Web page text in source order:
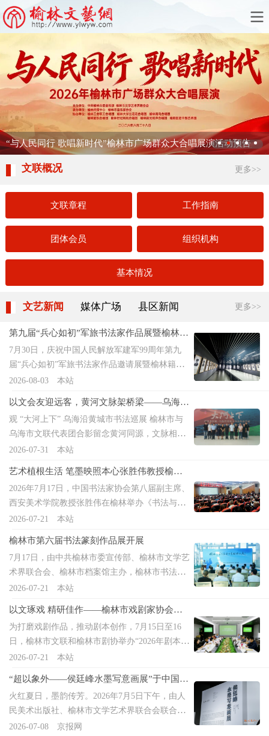
“与人民同行 歌唱新时代”榆林市广场群众大合唱展演活动预告
文联概况 更多>>
文联章程 工作指南
团体会员 组织机构
基本情况
文艺新闻 媒体广场 县区新闻 更多>>
第九届“兵心如初”军旅书法家作品展暨榆林籍
开国将军素描肖像展正式启幕
7月30日，庆祝中国人民解放军建军99周年第九
届“兵心如初”军旅书法家作品邀请展暨榆林籍开
国将军素描肖像展拉开帷幕。本次展览由榆林市
榆林市退役军人事务局联合举办，以书画艺术礼
赞人民军队，追忆榆林革命先辈光辉征程。开幕
式由榆林市人大常委会秘书长杨啸中主持。榆林
籍开国将军后人、全国各地军旅书法家代表、文
艺工作者及书画爱好者出席活动。据介绍，该展
集将军题贺、名家贺作21幅。参展艺术家均为现
役或退役军人、中国书法家协会会员。创作者围
绕“军旅荣光”“塞上榆林”两大主题创作，精选76
幅书法佳作展出，涵盖真、草、隶、篆多种书
体。展览特设榆林籍19位开国将军与老红军王功
昌素描肖像专题展区，本土艺术家以素描再现先
2026-08-03 本站
以文会友迎远客，黄河文脉架桥梁——乌海市
文联来榆开展文艺交流采风活动
观 “大河上下” 乌海沿黄城市书法巡展 榆林市与
乌海市文联代表团合影留念黄河同源，文脉相
连。7 月 27 日至 29 日，乌海市文联交流团来到
扬黄河文化的主题，以黄河文脉为主线，通过作
品观展、座谈研讨、实地采风等多种形式，深化
榆林、乌海两地文艺领域交流互鉴。参观“大河上
下”乌海沿黄城市书法巡展7 月 27 日上午，由乌
海市文联、榆林市文联联合主办的 “大河上
展在榆林市档案馆开展，乌海市文联交流团与榆
林市文联相关负责人一同观展品评。本次展览汇
集 80 位书法家精品力作，聚焦黄河文化主题，笔
墨雄浑、意境深远，生动展现了沿黄城市的人文
气韵与文艺积淀。两地文联文艺工作交流座谈会
观展结束后，两地文联召开文艺工作交流
2026-07-31 本站
艺术植根生活 笔墨映照本心张胜伟教授榆林
讲座阐释书法创作本源
2026年7月17日，中国书法家协会第八届副主席、
西安美术学院教授张胜伟在榆林举办《书法与生
活:书法创作的底层逻辑》专题讲座，当地书法爱
教授的讲座，聚焦当代书法创作痛点，系统解读
生活与书法的深层关联。他提出，艺术意义上的
生活包含烟火气、通人际、入内心、识更替四个
维度，创作的关键在于投入与共情，将“我”融入
生活体验。他辨析写字、书法、书法艺术的边
浅、同质化，根源在于创作者缺失生活积淀与生
命淬炼。结合《兰亭序》《祭侄文稿》等经典与
个人自作诗书，张胜伟指出，生活的真切触动是
创作起点，真实生活是书法的“一眼活水”。面对
AI与虚拟时代，他重申技术无法替代生命痛感与
精神温度，呼吁书者扎根生活、以诗眼观世、以
2026-07-21 本站
榆林市第六届书法篆刻作品展开展
7月17日，由中共榆林市委宣传部、榆林市文学艺
术界联合会、榆林市档案馆主办，榆林市书法家
协会承办的“榆林市第六届书法篆刻作品展”在市
王绍祖介绍展览情况并宣布获奖名单，获奖作者
代表杜银东、王冬梅发表获奖感言，市文联党组
书记、主席张腊梅讲话，市决策咨询委员会主
任、市委原一级巡视员苗丰宣布开幕。开幕式由
市文联党组成员、副主席王建主持。出席开幕式
刘维平，中国书协第八届副主席、西安美术学院
教授张胜伟，市委副秘书长、档案馆馆长徐杰，
市委宣传部二级调研员安涛，市文联党组成员、
2026-07-21 本站
以文琢戏 精研佳作——榆林市戏剧家协会举
办2026年剧本改稿会
为打磨戏剧作品，推动剧本创作，7月15日至16
日，榆林市文联和榆林市剧协举办“2026年剧本改
稿会”。市文联副主席王建出席并讲话，市剧协主
取得实效，特别邀请六位高校教授、文艺评论
家、戏剧专家组成专家指导评审组，全程负责剧
本审阅、点评、指导改稿、专业评审工作。陕西
省文艺评论家协会副主席、陕西省艺术研究院原
2026-07-21 本站
“超以象外——侯廷峰水墨写意画展”于中国美
术馆盛大启幕
火红夏日，墨韵传芳。2026年7月5日下午，由人
民美术出版社、榆林市文学艺术界联合会联合主
办，北京紫苑书院承办，北京人文研修学院、陕
2026-07-08 京报网